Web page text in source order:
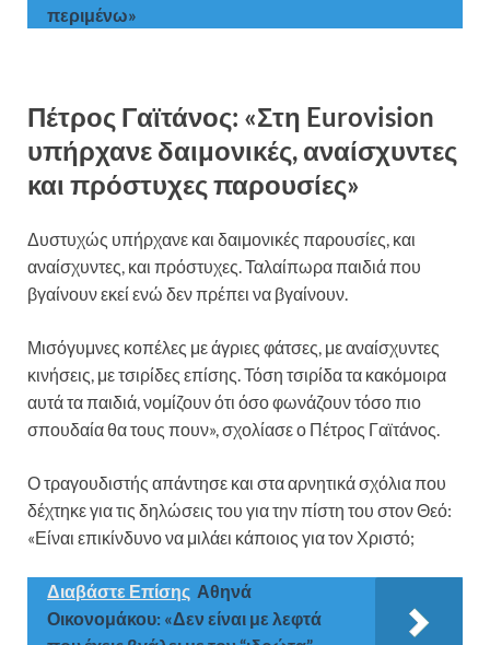
περιμένω»
Πέτρος Γαϊτάνος: «Στη Eurovision
υπήρχανε δαιμονικές, αναίσχυντες
και πρόστυχες παρουσίες»
Δυστυχώς υπήρχανε και δαιμονικές παρουσίες, και
αναίσχυντες, και πρόστυχες. Ταλαίπωρα παιδιά που
βγαίνουν εκεί ενώ δεν πρέπει να βγαίνουν.
Μισόγυμνες κοπέλες με άγριες φάτσες, με αναίσχυντες
κινήσεις, με τσιρίδες επίσης. Τόση τσιρίδα τα κακόμοιρα
αυτά τα παιδιά, νομίζουν ότι όσο φωνάζουν τόσο πιο
σπουδαία θα τους πουν», σχολίασε ο Πέτρος Γαϊτάνος.
Ο τραγουδιστής απάντησε και στα αρνητικά σχόλια που
δέχτηκε για τις δηλώσεις του για την πίστη του στον Θεό:
«Είναι επικίνδυνο να μιλάει κάποιος για τον Χριστό;
Διαβάστε Επίσης Αθηνά
Οικονομάκου: «Δεν είναι με λεφτά